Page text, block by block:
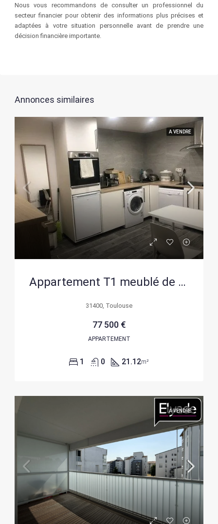
Nous vous recommandons de consulter un professionnel du
secteur financier pour obtenir des informations plus précises et
adaptées à votre situation personnelle avant de prendre une
décision financière importante.
Annonces similaires
A VENDRE
Appartement T1 meublé de 21,12 m² avec cave à Toulouse – Investissement sûr
31400, Toulouse
77 500 €
APPARTEMENT
1 0 21.12m²
A VENDRE